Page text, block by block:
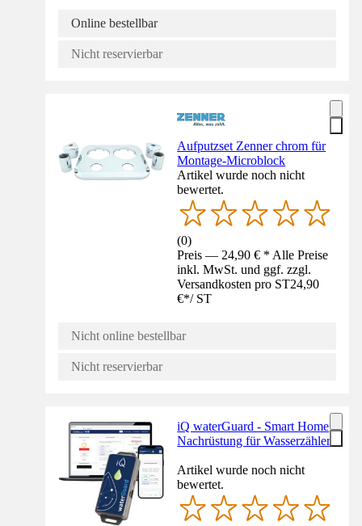
Online bestellbar
Nicht reservierbar
Aufputzset Zenner chrom für
Montage-Microblock
Artikel wurde noch nicht
bewertet.
(0)
Preis — 24,90 € * Alle Preise
inkl. MwSt. und ggf. zzgl.
Versandkosten pro ST24,90
€*/ ST
Nicht online bestellbar
Nicht reservierbar
iQ waterGuard - Smart Home
Nachrüstung für Wasserzähler
Artikel wurde noch nicht
bewertet.